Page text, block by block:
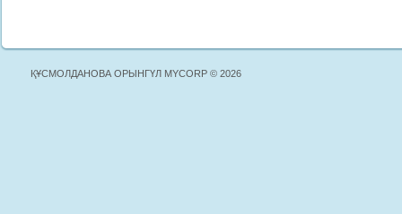
ҚҰСМОЛДАНОВА ОРЫНГҮЛ MYCORP © 2026